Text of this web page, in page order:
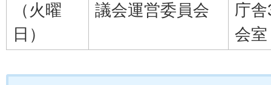
（火曜
日）
議会運営委員会
庁
会室